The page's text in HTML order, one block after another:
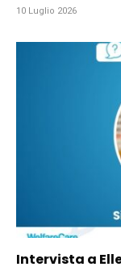
10 Luglio 2026
Intervista a